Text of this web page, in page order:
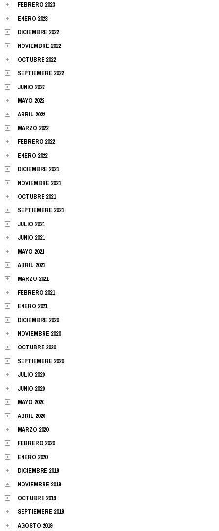
FEBRERO 2023
ENERO 2023
DICIEMBRE 2022
NOVIEMBRE 2022
OCTUBRE 2022
SEPTIEMBRE 2022
JUNIO 2022
MAYO 2022
ABRIL 2022
MARZO 2022
FEBRERO 2022
ENERO 2022
DICIEMBRE 2021
NOVIEMBRE 2021
OCTUBRE 2021
SEPTIEMBRE 2021
JULIO 2021
JUNIO 2021
MAYO 2021
ABRIL 2021
MARZO 2021
FEBRERO 2021
ENERO 2021
DICIEMBRE 2020
NOVIEMBRE 2020
OCTUBRE 2020
SEPTIEMBRE 2020
JULIO 2020
JUNIO 2020
MAYO 2020
ABRIL 2020
MARZO 2020
FEBRERO 2020
ENERO 2020
DICIEMBRE 2019
NOVIEMBRE 2019
OCTUBRE 2019
SEPTIEMBRE 2019
AGOSTO 2019